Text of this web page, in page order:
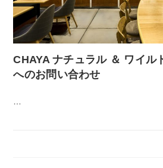
CHAYA ナチュラル ＆ ワイル
へのお問い合わせ
…